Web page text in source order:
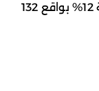
الملفات التي تنتحل Google Drive بنسبة 12% بواقع 132